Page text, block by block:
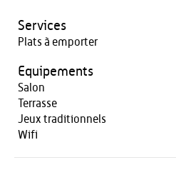
Services
Plats à emporter
Equipements
Salon
Terrasse
Jeux traditionnels
Wifi